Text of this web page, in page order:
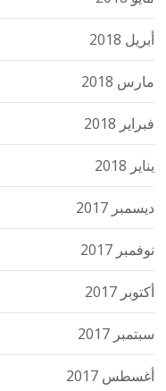
أبريل 2018
مارس 2018
فبراير 2018
يناير 2018
ديسمبر 2017
نوفمبر 2017
أكتوبر 2017
سبتمبر 2017
أغسطس 2017